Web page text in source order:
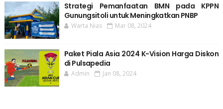
Strategi Pemanfaatan BMN pada KPPN
Gunungsitoli untuk Meningkatkan PNBP
Warta Nias Mar 08, 2024
Paket Piala Asia 2024 K-Vision Harga Diskon
di Pulsapedia
Admin Jan 08, 2024